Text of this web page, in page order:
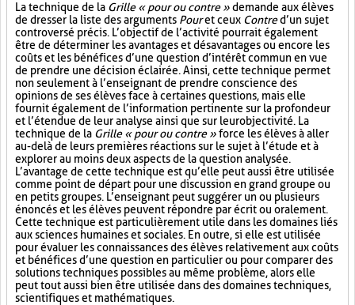
La technique de la Grille « pour ou contre »demande aux élèves
de dresser la liste des arguments Pouret ceux Contred’un sujet
controversé précis. L’objectif de l’activité pourrait également
être de déterminer les avantages et désavantages ou encore les
coûts et les bénéfices d’une question d’intérêt commun en vue
de prendre une décision éclairée. Ainsi, cette technique permet
non seulement à l’enseignant de prendre conscience des
opinions de ses élèves face à certaines questions, mais elle
fournit également de l’information pertinente sur la profondeur
et l’étendue de leur analyse ainsi que sur leur objectivité. La
technique de la Grille « pour ou contre »force les élèves à aller
au-delà de leurs premières réactions sur le sujet à l’étude et à
explorer au moins deux aspects de la question analysée.
L’avantage de cette technique est qu’elle peut aussi être utilisée
comme point de départ pour une discussion en grand groupe ou
en petits groupes. L’enseignant peut suggérer un ou plusieurs
énoncés et les élèves peuvent répondre par écrit ou oralement.
Cette technique est particulièrement utile dans les domaines liés
aux sciences humaines et sociales. En outre, si elle est utilisée
pour évaluer les connaissances des élèves relativement aux coûts
et bénéfices d’une question en particulier ou pour comparer des
solutions techniques possibles au même problème, alors elle
peut tout aussi bien être utilisée dans des domaines techniques,
scientifiques et mathématiques.